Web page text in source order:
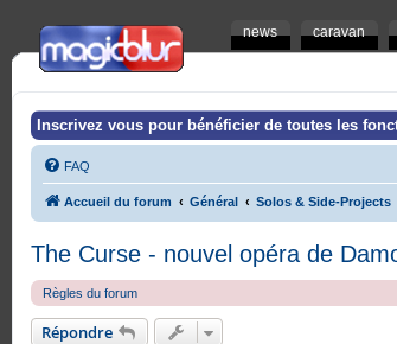
news caravan
Inscrivez vous pour bénéficier de toutes les
FAQ
Accueil du forum Général Solos & Side-Projects
The Curse - nouvel opéra de
Règles du forum
Répondre